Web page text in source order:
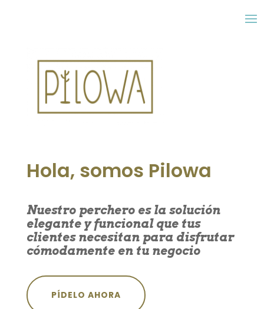
Hola, somos Pilowa
Nuestro perchero es la solución
elegante y funcional que tus
clientes necesitan para disfrutar
cómodamente en tu negocio
PÍDELO AHORA